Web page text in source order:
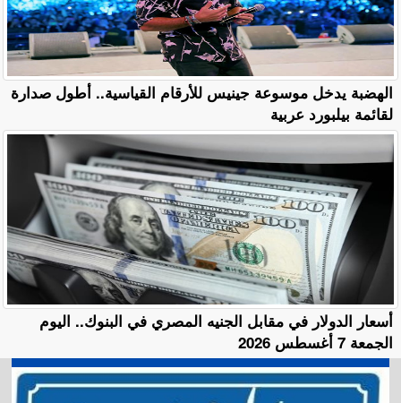
الهضبة يدخل موسوعة جينيس للأرقام القياسية.. أطول صدارة
لقائمة بيلبورد عربية
أسعار الدولار في مقابل الجنيه المصري في البنوك.. اليوم
الجمعة 7 أغسطس 2026